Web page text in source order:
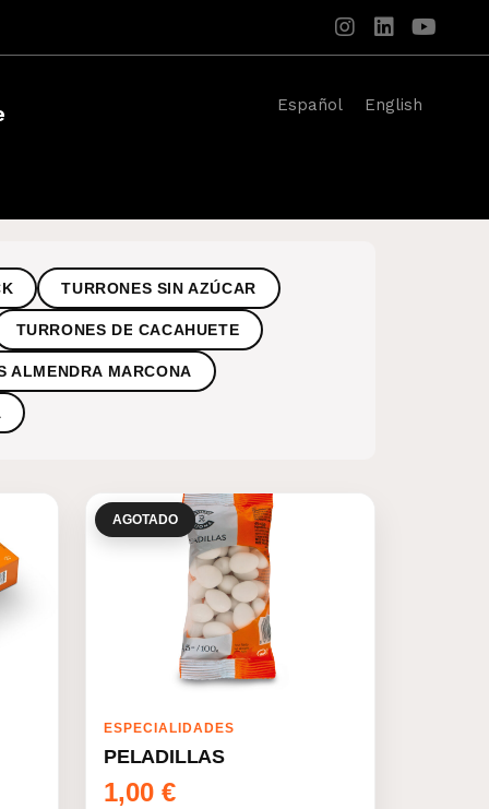
Español English
TURRONES SIN AZÚCAR
TURRONES DE CACAHUETE
ALMENDRA MARCONA
AGOTADO
ESPECIALIDADES
PELADILLAS
1,00 €